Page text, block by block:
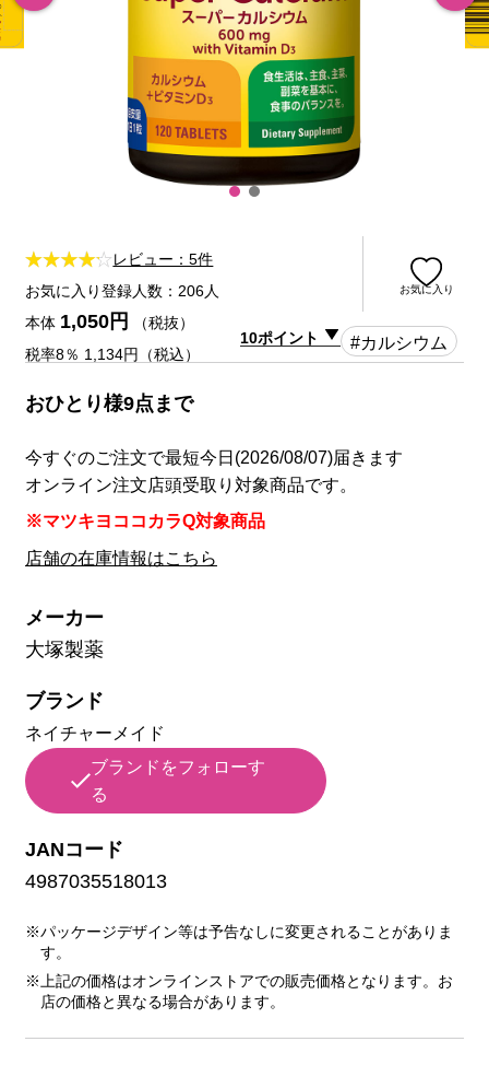
レビュー：5件
お気に入り登録人数：206人
お気に入り
本体 1,050円
（税抜）
税率8％ 1,134円（税込）
10ポイント #カルシウム
おひとり様9点まで
今すぐのご注文で最短今日(2026/08/07)届きます
オンライン注文店頭受取り対象商品です。
※マツキヨココカラQ対象商品
店舗の在庫情報はこちら
メーカー
大塚製薬
ブランド
ネイチャーメイド
ブランドをフォローす
る
JANコード
4987035518013
※パッケージデザイン等は予告なしに変更されることがありま
す。
※上記の価格はオンラインストアでの販売価格となります。お
店の価格と異なる場合があります。